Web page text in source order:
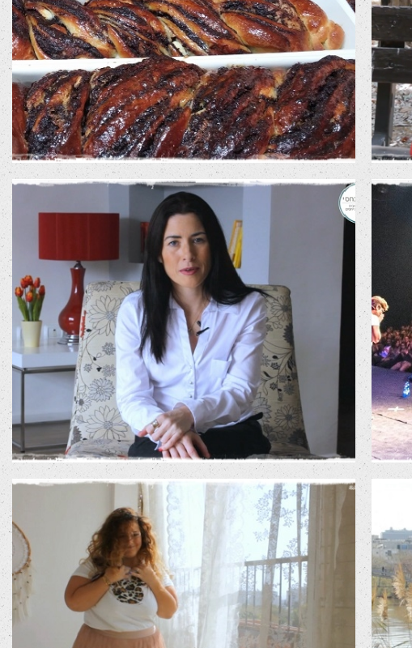
העוגות של נעה
סרטי שיווק לרשתות חברתיות
סרטון שיווקי אורלי פנחסי
סרטי שיווק לרשתות חברתיות סרטי תדמית
הסיפור של רעות אשכנזי בגייב
סרטי שיווק לרשתות חברתיות סרטי תדמית